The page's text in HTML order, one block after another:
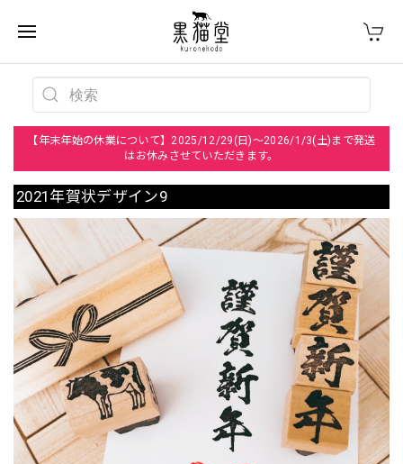
【年末年始の休業について】2025/12/29(日)～2026/1/3(土)まで発送
はお休みさせていただきます。
2021年賀状デザイン9